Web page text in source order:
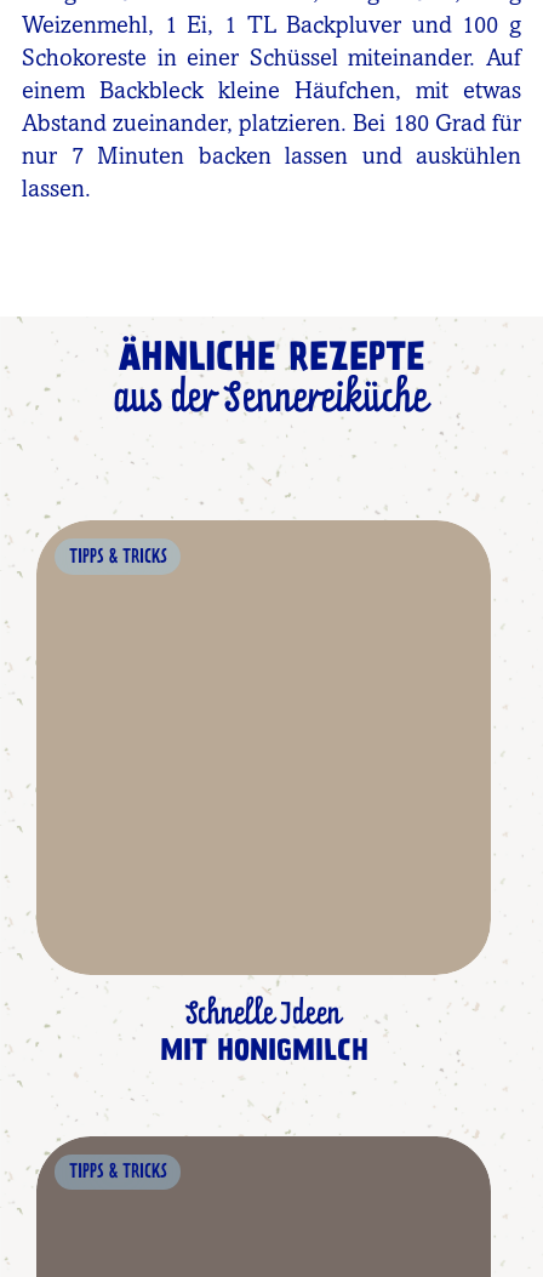
Weizenmehl, 1 Ei, 1 TL Backpluver und 100 g
Schokoreste in einer Schüssel miteinander. Auf
einem Backbleck kleine Häufchen, mit etwas
Abstand zueinander, platzieren. Bei 180 Grad für
nur 7 Minuten backen lassen und auskühlen
lassen.
ÄHNLICHE REZEPTE
aus der Sennereiküche
TIPPS & TRICKS
Schnelle Ideen
MIT HONIGMILCH
TIPPS & TRICKS